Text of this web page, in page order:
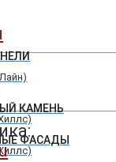
КАМЕНЬ
ФАСАДЫ